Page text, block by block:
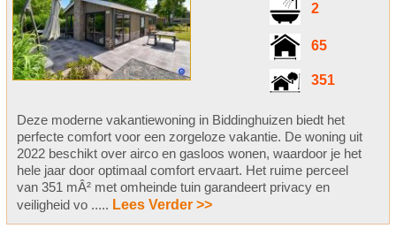
2
65
351
Deze moderne vakantiewoning in Biddinghuizen biedt het
perfecte comfort voor een zorgeloze vakantie. De woning uit
2022 beschikt over airco en gasloos wonen, waardoor je het
hele jaar door optimaal comfort ervaart. Het ruime perceel
van 351 mÂ² met omheinde tuin garandeert privacy en
veiligheid vo ..... Lees Verder >>